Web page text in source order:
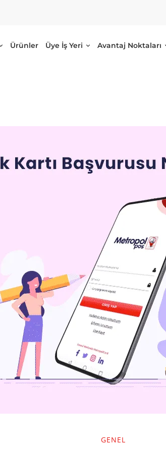
Ürünler Üye İş Yeri Avantaj Noktaları
GENEL